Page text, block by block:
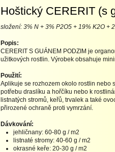
Hoštický CERERIT (s
složení: 3% N + 3% P2O5 + 19% K2O +
Popis:
CERERIT S GUÁNEM PODZIM je
užitkových rostlin. Výrobek obsahuje
Použití:
Aplikuje se rozhozem okolo rostlin nebo
potřebu draslíku a hořčíku nebo k
listnatých stromů, keřů, trvalek a také
přirozené ochraně proti vymrzání.
Dávkování:
jehličnany: 60-80 g / m2
listnaté stromy: 40-60 g / m2
okrasné keře: 20-30 g / m2